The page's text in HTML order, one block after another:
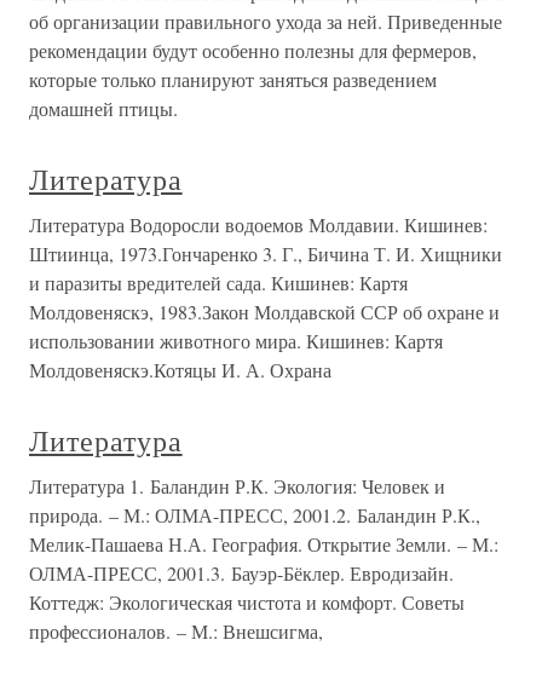
об организации правильного ухода за ней. Приведенные
рекомендации будут особенно полезны для фермеров,
которые только планируют заняться разведением
домашней птицы.
Литература
Литература Водоросли водоемов Молдавии. Кишинев:
Штиинца, 1973.Гончаренко 3. Г., Бичина Т. И. Хищники
и паразиты вредителей сада. Кишинев: Картя
Молдовеняскэ, 1983.Закон Молдавской ССР об охране и
использовании животного мира. Кишинев: Картя
Молдовеняскэ.Котяцы И. А. Охрана
Литература
Литература 1. Баландин Р.К. Экология: Человек и
природа. – М.: ОЛМА-ПРЕСС, 2001.2. Баландин Р.К.,
Мелик-Пашаева Н.А. География. Открытие Земли. – М.:
ОЛМА-ПРЕСС, 2001.3. Бауэр-Бёклер. Евродизайн.
Коттедж: Экологическая чистота и комфорт. Советы
профессионалов. – М.: Внешсигма,